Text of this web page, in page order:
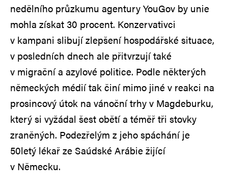
nedělního průzkumu agentury YouGov by unie
mohla získat 30 procent. Konzervativci
v kampani slibují zlepšení hospodářské situace,
v posledních dnech ale přitvrzují také
v migrační a azylové politice. Podle některých
německých médií tak činí mimo jiné v reakci na
prosincový útok na vánoční trhy v Magdeburku,
který si vyžádal šest obětí a téměř tři stovky
zraněných. Podezřelým z jeho spáchání je
50letý lékař ze Saúdské Arábie žijící
v Německu.